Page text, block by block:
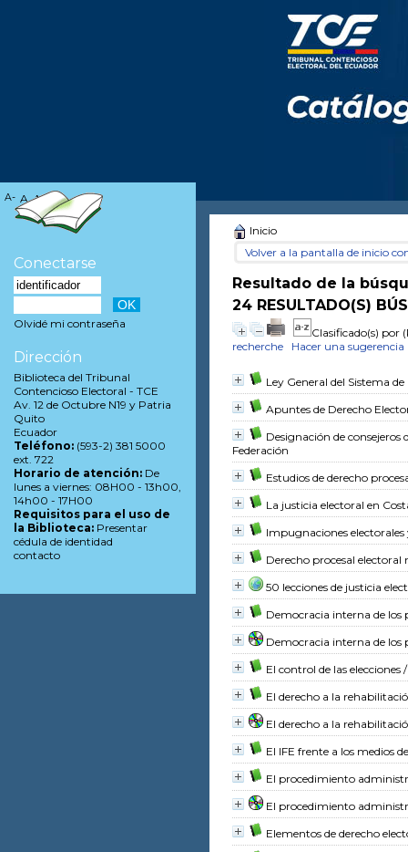
Inicio
Volver a la pantalla de inicio
Resultado de la
24 RESULTADO(S)
Clasificado(s) por
recherche
Hacer una sugerencia
Ley General del Sistema
Apuntes de Derecho
Designación de
Federación
Estudios de derecho
La justicia electoral en
Impugnaciones
Derecho procesal electoral
50 lecciones de justicia
Democracia interna de los
Democracia interna de los
El control de las elecciones
El derecho a la
El derecho a la
El IFE frente a los medios
El procedimiento
El procedimiento
Elementos de derecho
A- A A+
Conectarse
Olvidé mi contraseña
Dirección
Biblioteca del Tribunal
Contencioso Electoral - TCE
Av. 12 de Octubre N19 y Patria
Quito
Ecuador
Teléfono: (593-2) 381 5000
ext. 722
Horario de atención: De
lunes a viernes: 08H00 - 13h00,
14h00 - 17H00
Requisitos para el uso de
la Biblioteca: Presentar
cédula de identidad
contacto